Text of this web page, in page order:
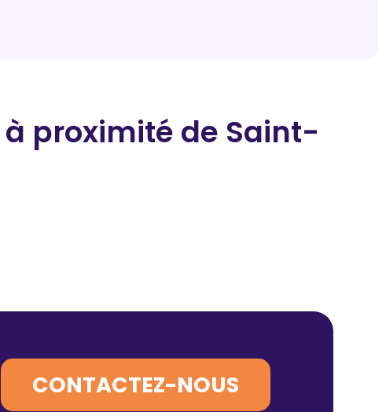
à proximité de Saint-
CONTACTEZ-NOUS